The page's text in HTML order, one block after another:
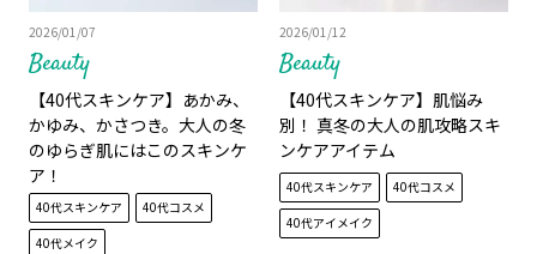
Beauty
2026/01/07
【40代スキンケア】あかみ、
かゆみ、かさつき。大人の冬
のゆらぎ肌にはこのスキンケ
ア！
40代スキンケア
40代コスメ
40代メイク
Beauty
2026/01/12
【40代スキンケア】肌悩み
別！ 真冬の大人の肌攻略スキ
ンケアアイテム
40代スキンケア
40代コスメ
40代アイメイク